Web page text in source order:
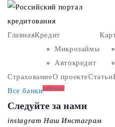
ГлавнаяКредит
Микрозаймы
Автокредит
СтрахованиеО проектеСтатьи
Все банкирейтинг
Следуйте за нами
instagram Наш Инстаграм